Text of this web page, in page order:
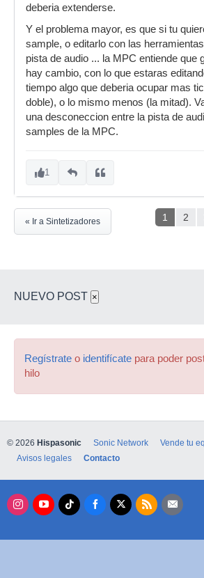
deberia extenderse.
Y el problema mayor, es que si tu
sample, o editarlo con las
pista de audio ... la MPC entiende que
hay cambio, con lo que estaras
tiempo algo que deberia ocupar mas
doble), o lo mismo menos (la mitad).
una desconeccion entre la pista de
samples de la MPC.
1
1 2
« Ir a Sintetizadores
NUEVO POST ×
Regístrate o identifícate para poder
hilo
© 2026 Hispasonic Sonic Network Vende tu
Avisos legales
Contacto